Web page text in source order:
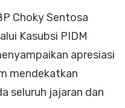
Choky Sentosa
Kasubsi PIDM
apresiasi
mendekatkan
seluruh jajaran dan